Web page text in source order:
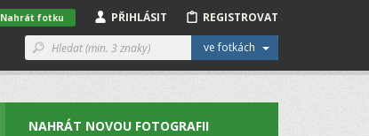
ve fotkách
REGISTROVAT
PŘIHLÁSIT
Nahrát fotku
NAHRÁT NOVOU FOTOGRAFII